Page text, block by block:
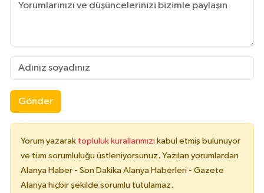
Gönder
Yorum yazarak topluluk kurallarımızı kabul etmiş bulunuyor
ve tüm sorumluluğu üstleniyorsunuz. Yazılan yorumlardan
Alanya Haber - Son Dakika Alanya Haberleri - Gazete
Alanya hiçbir şekilde sorumlu tutulamaz.